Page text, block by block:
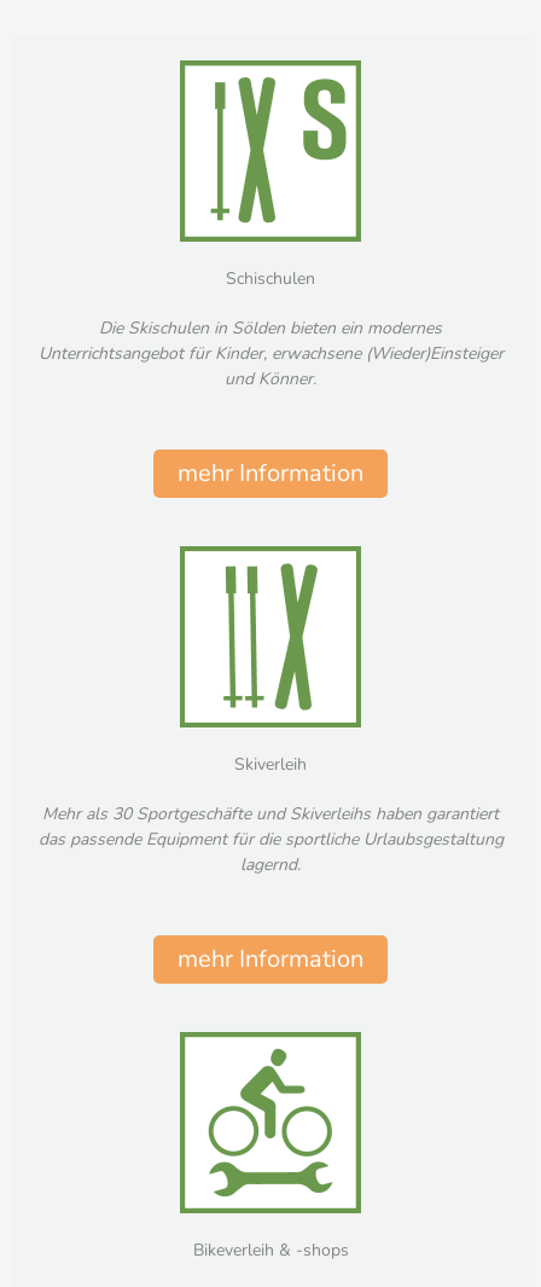
Schischulen
Die Skischulen in Sölden bieten ein modernes
Unterrichtsangebot für Kinder, erwachsene (Wieder)Einsteiger
und Könner.
mehr Information
Skiverleih
Mehr als 30 Sportgeschäfte und Skiverleihs haben garantiert
das passende Equipment für die sportliche Urlaubsgestaltung
lagernd.
mehr Information
Bikeverleih & -shops